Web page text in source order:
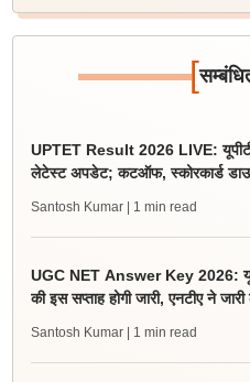
[
UPTET Result 2026 LIVE:
लेटेस्ट अपडेट; कटऑफ, स्कोरकार्ड
Santosh Kumar | 1 min read
UGC NET Answer Key 2026:
की इस सप्ताह होगी जारी, एनटीए ने
Santosh Kumar | 1 min read